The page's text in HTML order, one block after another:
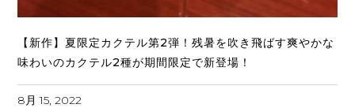
【新作】夏限定カクテル第2弾！残暑を吹き飛ばす爽やかな
味わいのカクテル2種が期間限定で新登場！
8月 15, 2022